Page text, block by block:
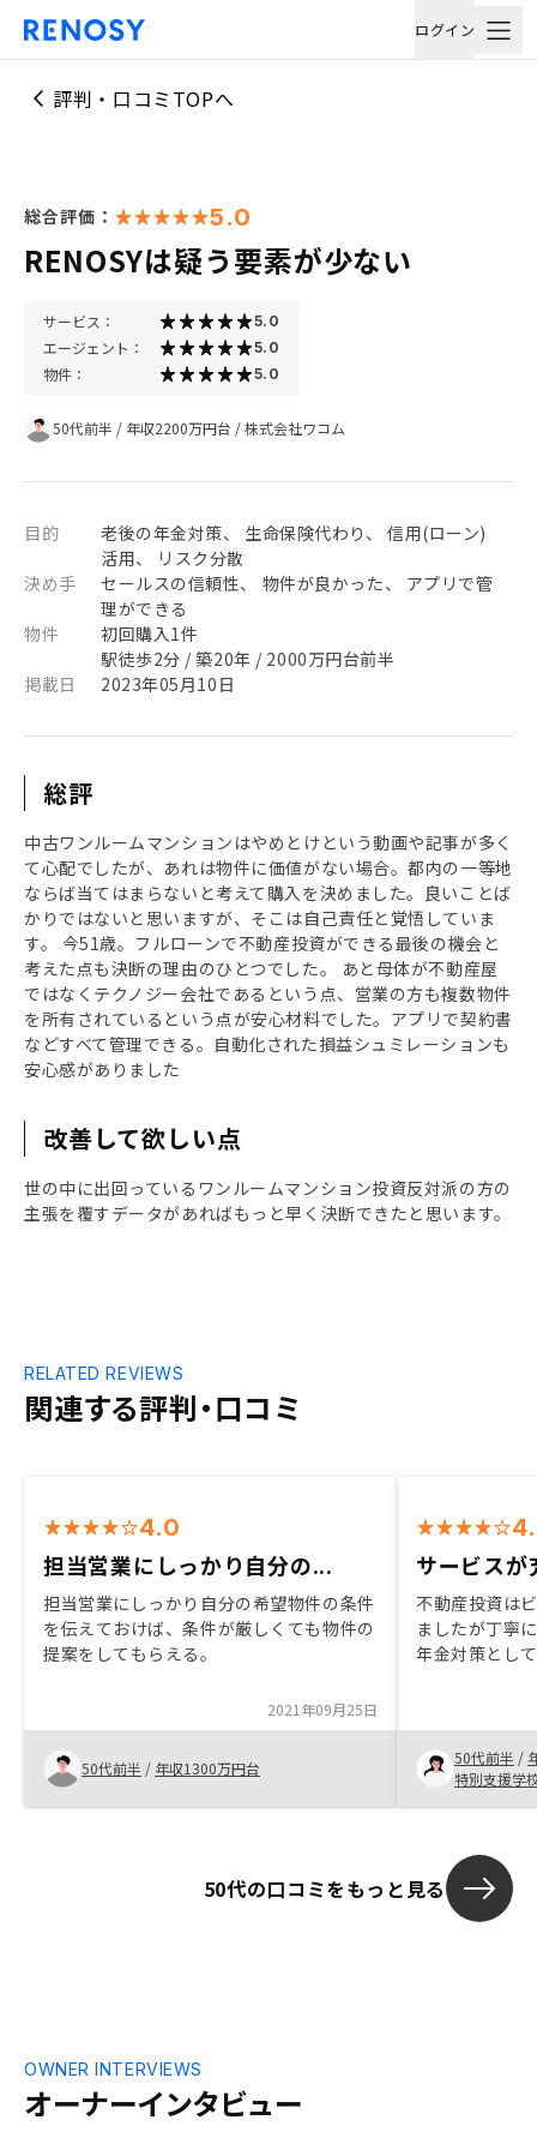
ログイン
評判・口コミTOPへ
総合評価： 5.0
RENOSYは疑う要素が少ない
サービス： 5.0
エージェント： 5.0
物件： 5.0
50代前半 / 年収2200万円台 /株式会社ワコム
目的
老後の年金対策、 生命保険代わり、 信用(ローン)
活用、 リスク分散
決め手
セールスの信頼性、 物件が良かった、 アプリで管
理ができる
物件
初回購入1件
駅徒歩2分 / 築20年 / 2000万円台前半
掲載日
2023年05月10日
総評
中古ワンルームマンションはやめとけという動画や記事が多く
て心配でしたが、あれは物件に価値がない場合。都内の一等地
ならば当てはまらないと考えて購入を決めました。良いことば
かりではないと思いますが、そこは自己責任と覚悟していま
す。 今51歳。フルローンで不動産投資ができる最後の機会と
考えた点も決断の理由のひとつでした。 あと母体が不動産屋
ではなくテクノジー会社であるという点、営業の方も複数物件
を所有されているという点が安心材料でした。アプリで契約書
などすべて管理できる。自動化された損益シュミレーションも
安心感がありました
改善して欲しい点
世の中に出回っているワンルームマンション投資反対派の方の
主張を覆すデータがあればもっと早く決断できたと思います。
関連する評判・口コミ
RELATED REVIEWS
4.0
担当営業にしっかり自分の...
担当営業にしっかり自分の希望物件の条件
を伝えておけば、条件が厳しくても物件の
提案をしてもらえる。
2021年09月25日
50代前半 / 年収1300万円台
サービスが
不動産投資は
ましたが丁寧
年金対策とし
してけいでき
50代前半 /
特別支援学
50代の口コミをもっと見る
オーナーインタビュー
OWNER INTERVIEWS